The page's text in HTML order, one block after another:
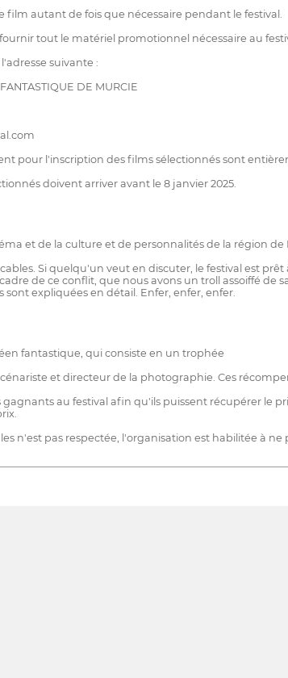
film autant de fois que nécessaire pendant le festival.
tout le matériel promotionnel nécessaire au
suivante :
DE MURCIE
pour l'inscription des films sélectionnés sont
doivent arriver avant le 8 janvier 2025.
et de la culture et de personnalités de la région
Si quelqu'un veut en discuter, le festival est
de ce conflit, que nous avons un troll assoiffé
expliquées en détail. Enfer, enfer, enfer.
fantastique, qui consiste en un trophée
et directeur de la photographie. Ces
au festival afin qu'ils puissent récupérer
n'est pas respectée, l'organisation est habilitée à ne